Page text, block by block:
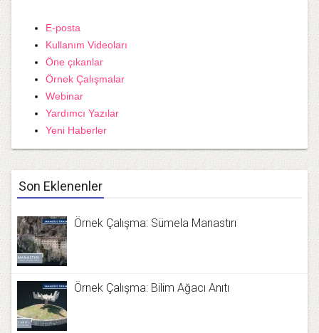
E-posta
Kullanım Videoları
Öne çıkanlar
Örnek Çalışmalar
Webinar
Yardımcı Yazılar
Yeni Haberler
Son Eklenenler
Örnek Çalışma: Sümela Manastırı
Örnek Çalışma: Bilim Ağacı Anıtı